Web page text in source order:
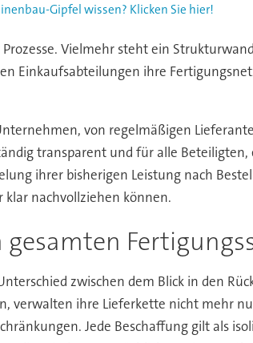
Gipfel wissen? Klicken Sie hier!
Vielmehr steht ein
Einkaufsabteilungen ihre
von regelmäßigen
transparent und für alle
ihrer bisherigen Leistung nach
klar nachvollziehen können.
zwischen dem Blick in den
verwalten ihre Lieferkette nicht mehr
Jede Beschaffung gilt als